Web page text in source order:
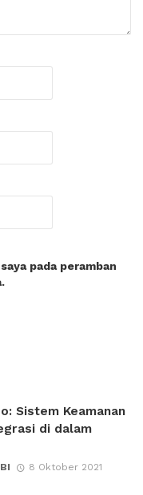
pada peramban
Sistem Keamanan
di dalam
8 Oktober 2021